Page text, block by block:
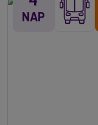
NAP